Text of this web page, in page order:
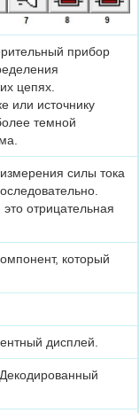
прибор
цепях.
или источнику
темной
силы тока
отрицательная
который
дисплей.
. Декодированный